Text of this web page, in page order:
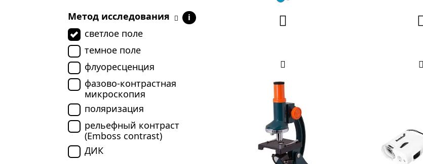
Метод исследования i
светлое поле
темное поле
флуоресценция
фазово-контрастная
микроскопия
поляризация
рельефный контраст
(Emboss contrast)
ДИК